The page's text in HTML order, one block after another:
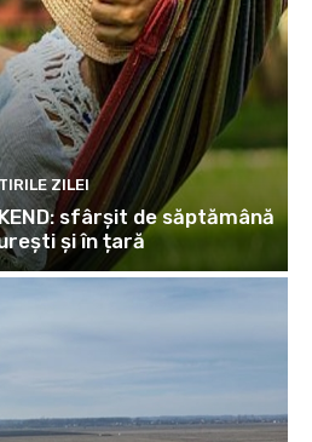
ZILEI
sfârșit de săptămână
și în țară